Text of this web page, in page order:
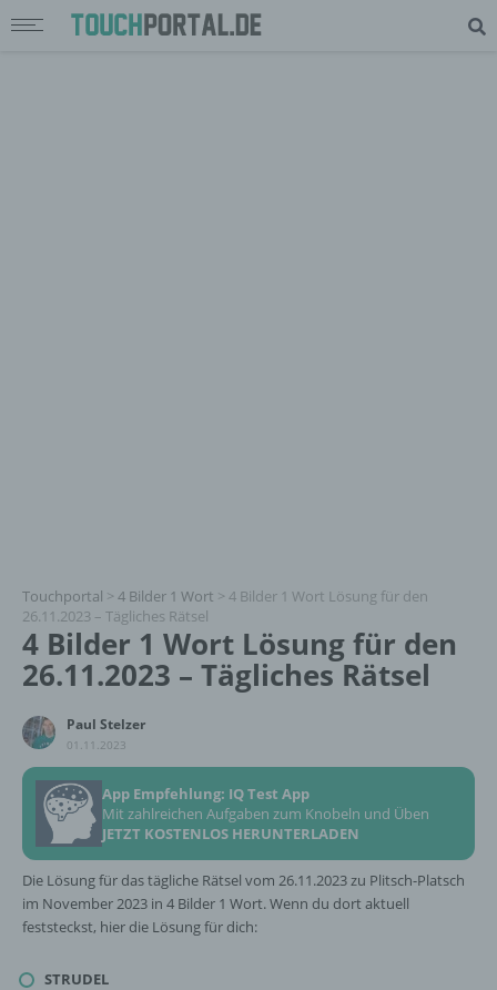
Touchportal > 4 Bilder 1 Wort > 4 Bilder 1 Wort Lösung für den
26.11.2023 – Tägliches Rätsel
4 Bilder 1 Wort Lösung für den
26.11.2023 – Tägliches Rätsel
Paul Stelzer
01.11.2023
App Empfehlung: IQ Test App
Mit zahlreichen Aufgaben zum Knobeln und Üben
JETZT KOSTENLOS HERUNTERLADEN
Die Lösung für das tägliche Rätsel vom 26.11.2023 zu Plitsch-Platsch
im November 2023 in 4 Bilder 1 Wort. Wenn du dort aktuell
feststeckst, hier die Lösung für dich:
STRUDEL